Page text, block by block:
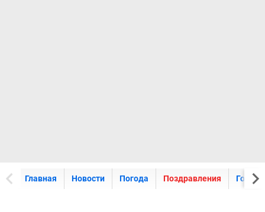
Главная Новости Погода Поздравления